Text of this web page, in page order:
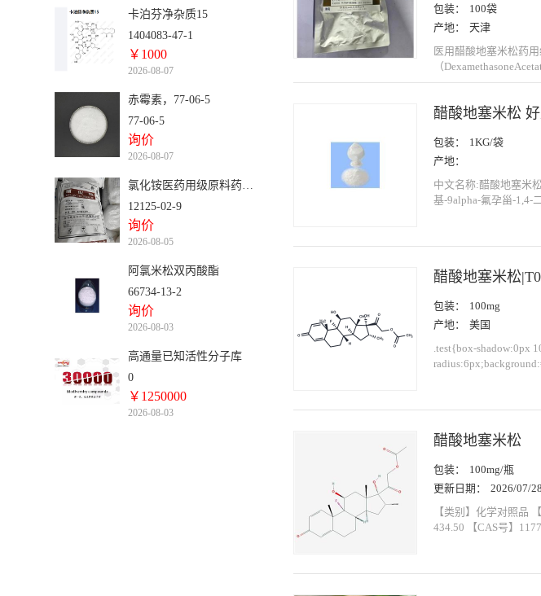
病。如局限性瘙痒症、神经性皮炎、接触性皮
炎、脂溢性皮炎、慢性湿疹等。醋酸地塞米松
是激素类药物，可抑制儿童的生长和发育，用
药要权衡利弊。
卡泊芬净杂质15
1404083-47-1
￥1000
2026-08-07
赤霉素，77-06-5
77-06-5
询价
2026-08-07
氯化铵医药用级原料药CP版药典标准CAS号12125-02-9
12125-02-9
询价
2026-08-05
阿氯米松双丙酸酯
66734-13-2
询价
2026-08-03
高通量已知活性分子库
0
￥1250000
2026-08-03
包装： 100袋
产地：
天津
医用醋酸地塞米松药
（
炎症性疾病和免疫系
主要参照药典的相关
醋酸地塞米松
包装： 1KG/袋
产地：
中文名称:醋酸地塞米
基-9alpha-氟孕甾-1,4-
醋酸地塞米松
包装： 100mg
产地：
美国
.test{box-shadow:0px
醋酸地塞米松
包装： 100mg/瓶
更新日期：
2026/07/28
【类别】化学对照品 【批号】100122-201707 【分子式】C24H31FO6 【分子量】
434.50 【CAS号】1177-87-3 【用途】本品供醋酸地塞米松及相关制剂 HPLC 法鉴